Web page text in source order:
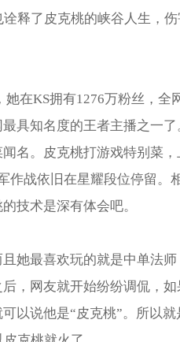
释了皮克桃的峡谷人生，
在KS拥有1276万粉丝，全
具知名度的王者主播之一
名。皮克桃打游戏特别菜
作战依旧在星耀段位停留。
技术是深有体会吧。
她最喜欢玩的就是中单法
，网友就开始纷纷调侃，
以说他是“皮克桃”。所以就